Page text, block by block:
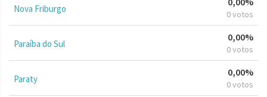
Nova Friburgo 0 votos
Paraíba do Sul
0,00%
0 votos
Paraty
0,00%
0 votos